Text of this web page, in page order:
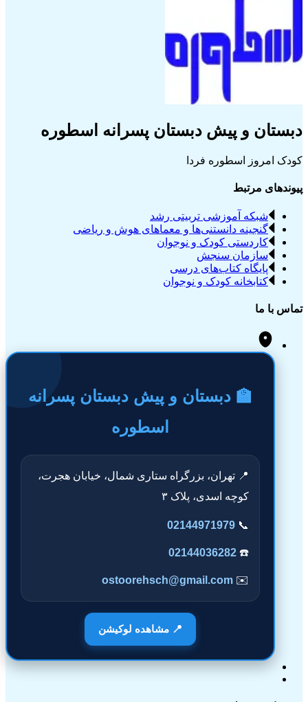
دبستان و پیش دبستان پسرانه اسطوره
کودک امروز اسطوره فردا
پیوندهای مرتبط
شبکه آموزشی تربیتی رشد
گنجینه دانستنی‌ها و معماهای هوش و ریاضی
کاردستی کودک و نوجوان
سازمان سنجش
پایگاه کتاب‌های درسی
کتابخانه کودک و نوجوان
تماس با ما
🏫 دبستان و پیش دبستان پسرانه
اسطوره
📍 تهران، بزرگراه ستاری شمال، خیابان هجرت،
کوچه اسدی، پلاک ۳
📞
02144971979
☎️
02144036282
✉️
ostoorehsch@gmail.com
📍 مشاهده لوکیشن